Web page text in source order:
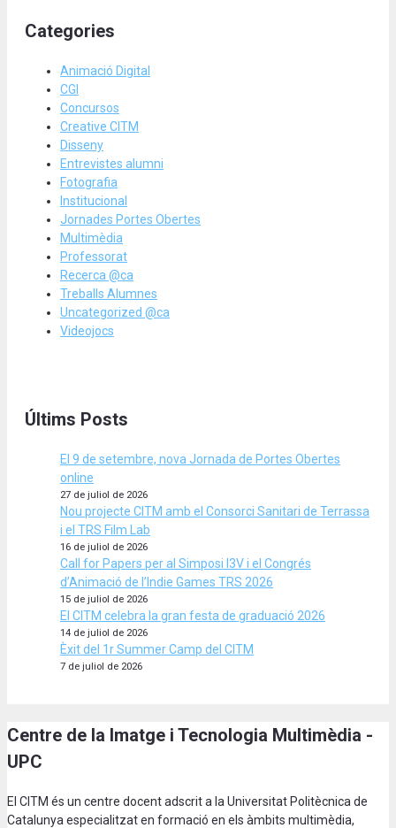
Categories
Animació Digital
CGI
Concursos
Creative CITM
Disseny
Entrevistes alumni
Fotografia
Institucional
Jornades Portes Obertes
Multimèdia
Professorat
Recerca @ca
Treballs Alumnes
Uncategorized @ca
Videojocs
Últims Posts
El 9 de setembre, nova Jornada de Portes Obertes
online
27 de juliol de 2026
Nou projecte CITM amb el Consorci Sanitari de Terrassa
i el TRS Film Lab
16 de juliol de 2026
Call for Papers per al Simposi I3V i el Congrés
d’Animació de l’Indie Games TRS 2026
15 de juliol de 2026
El CITM celebra la gran festa de graduació 2026
14 de juliol de 2026
Èxit del 1r Summer Camp del CITM
7 de juliol de 2026
Centre de la Imatge i Tecnologia Multimèdia -
UPC
El CITM és un centre docent adscrit a la Universitat Politècnica de
Catalunya especialitzat en formació en els àmbits multimèdia,